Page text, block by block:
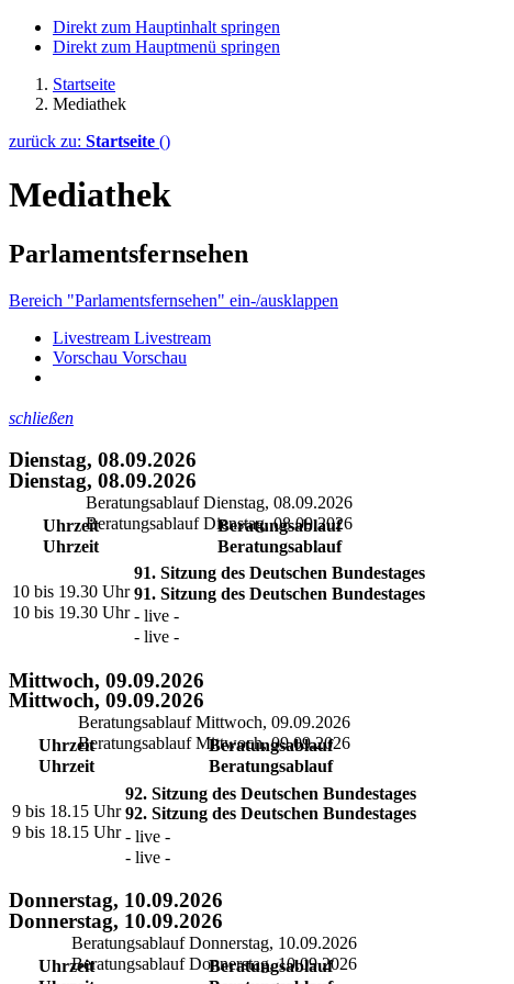
Direkt zum Hauptinhalt springen
Direkt zum Hauptmenü springen
Startseite
Mediathek
zurück zu: Startseite ()
Mediathek
Parlamentsfernsehen
Bereich "Parlamentsfernsehen" ein-/ausklappen
Livestream Livestream
Vorschau Vorschau
schließen
Dienstag, 08.09.2026
Beratungsablauf Dienstag, 08.09.2026
Uhrzeit
Beratungsablauf
10 bis 19.30 Uhr
91. Sitzung des Deutschen Bundestages
- live -
Mittwoch, 09.09.2026
Beratungsablauf Mittwoch, 09.09.2026
Uhrzeit
Beratungsablauf
9 bis 18.15 Uhr
92. Sitzung des Deutschen Bundestages
- live -
Donnerstag, 10.09.2026
Beratungsablauf Donnerstag, 10.09.2026
Uhrzeit
Beratungsablauf
Dienstag, 08.09.2026
Beratungsablauf Dienstag, 08.09.2026
Uhrzeit
Beratungsablauf
10 bis 19.30 Uhr
91. Sitzung des Deutschen Bundestages
- live -
Mittwoch, 09.09.2026
Beratungsablauf Mittwoch, 09.09.2026
Uhrzeit
Beratungsablauf
9 bis 18.15 Uhr
92. Sitzung des Deutschen Bundestages
- live -
Donnerstag, 10.09.2026
Beratungsablauf Donnerstag, 10.09.2026